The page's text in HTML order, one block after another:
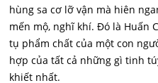
hùng sa cơ lỡ vận mà hiên
mến mộ, nghĩ khí. Đó là Huấn
tụ phẩm chất của một con
hợp của tất cả những gì tinh
khiết nhất.